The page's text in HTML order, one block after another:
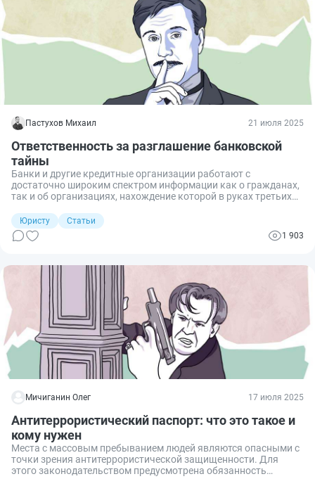
Пастухов Михаил 21 июля 2025
Ответственность за разглашение банковской
тайны
Банки и другие кредитные организации работают с
достаточно широким спектром информации как о гражданах,
так и об организациях, нахождение которой в руках третьих
последствиям для субъектов таких сведений. Но если утечка
произойдет в результате виновных действий банка и его
сотрудников, то они не останутся в стороне, поскольку закон
несанкционированное разглашение. Рассмотрим подробнее,
какая бывает ответственность за разглашение банковской
Юристу
Статьи
1 903
Мичиганин Олег 17 июля 2025
Антитеррористический паспорт: что это такое и
кому нужен
Места с массовым пребыванием людей являются опасными с
точки зрения антитеррористической защищенности. Для
этого законодательством предусмотрена обязанность